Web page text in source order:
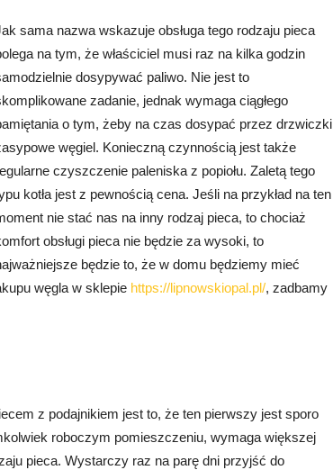
sama nazwa wskazuje obsługa tego rodzaju pieca
na tym, że właściciel musi raz na kilka godzin
dosypywać paliwo. Nie jest to
zadanie, jednak wymaga ciągłego
o tym, żeby na czas dosypać przez drzwiczki
węgiel. Konieczną czynnością jest także
czyszczenie paleniska z popiołu. Zaletą tego
kotła jest z pewnością cena. Jeśli na przykład na ten
nie stać nas na inny rodzaj pieca, to chociaż
obsługi pieca nie będzie za wysoki, to
będzie to, że w domu będziemy mieć
węgla w sklepie https://lipnowskiopal.pl/, zadbamy
z podajnikiem jest to, że ten pierwszy jest sporo
roboczym pomieszczeniu, wymaga większej
pieca. Wystarczy raz na parę dni przyjść do